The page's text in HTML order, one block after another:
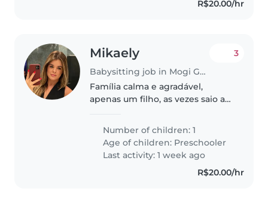
R$20.00/hr
Mikaely
Babysitting job in Mogi Guaçu
3
Família calma e agradável,
apenas um filho, as vezes saio a
criança por isso preciso de uma
pessoa de confiança para..
Number of children: 1
Age of children: Preschooler
Last activity: 1 week ago
R$20.00/hr